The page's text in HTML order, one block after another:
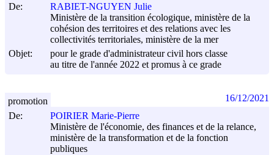
De:
RABIET-NGUYEN Julie
Ministère de la transition écologique, ministère de la
cohésion des territoires et des relations avec les
collectivités territoriales, ministère de la mer
Objet:
pour le grade d'administrateur civil hors classe
au titre de l'année 2022 et promus à ce grade
De:
POIRIER Marie-Pierre
Ministère de l'économie, des finances et de la relance,
ministère de la transformation et de la fonction
publiques
promotion 16/12/2021